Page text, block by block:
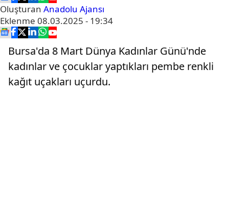
Oluşturan Anadolu Ajansı
Eklenme 08.03.2025 - 19:34
Bursa'da 8 Mart Dünya Kadınlar Günü'nde
kadınlar ve çocuklar yaptıkları pembe renkli
kağıt uçakları uçurdu.